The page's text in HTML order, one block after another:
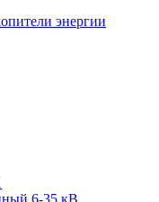
энергии
6-35 кВ